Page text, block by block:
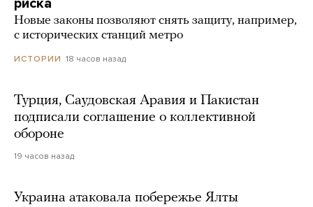
риска
Новые законы позволяют снять защиту, например,
с исторических станций метро
ИСТОРИИ 18 часов назад
Турция, Саудовская Аравия и Пакистан
подписали соглашение о коллективной
обороне
19 часов назад
Украина атаковала побережье Ялты